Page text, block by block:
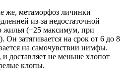
же, метаморфоз личинки
из-за недостаточной
жилья (+25 максимум, при
Он затягивается на срок от 6 до 8
на самочувствии нимфы.
доставляет не меньше хлопот
клопы.